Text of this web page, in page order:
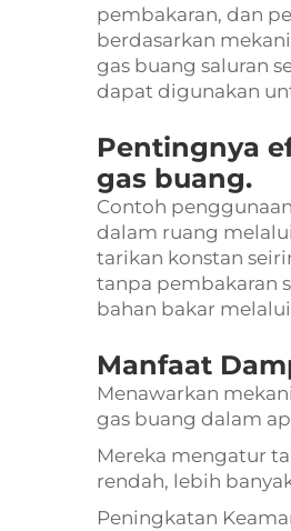
pembakaran, dan
berdasarkan
gas buang saluran
dapat digunakan
Pentingnya
gas buang.
Contoh
dalam ruang
tarikan konstan
tanpa pembakaran
bahan bakar
Manfaat
Menawarkan
gas buang dalam
Mereka mengatur
rendah, lebih
Peningkatan